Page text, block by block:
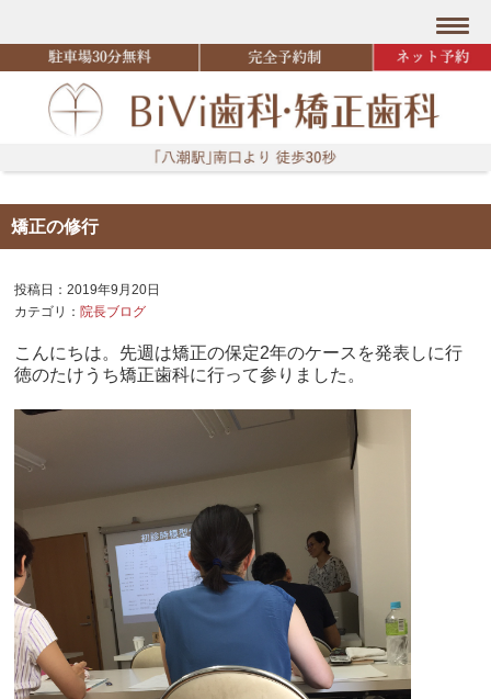
矯正の修行
投稿日：2019年9月20日
カテゴリ： 院長ブログ
こんにちは。先週は矯正の保定2年のケースを発表しに行
徳のたけうち矯正歯科に行って参りました。